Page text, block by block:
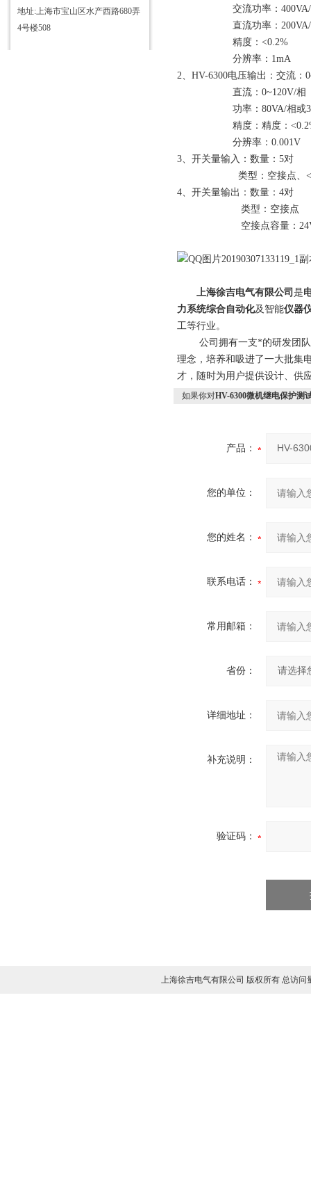
地址:上海市宝山区水产西路680弄
4号楼508
交流功率：400VA/相
直流功率：200VA/
精度：<0.2%
分辨率：1mA
2、HV-6300电压输出：交流：
直流：0~120V/相（四
功率：80VA/相或
精度：精度：
分辨率：0.001V
3、开关量输入：数量：5对
类型：空接点、
4、开关量输出：数量：4对
类型：空接点
空接点容量：24V/3A
上海徐吉电气有限公司 是
力系统综合自动化及智能仪器
工等行业。
公司拥有一支*的研发团队
理念，培养和吸进了一大批集
才，随时为用户提供设计、供
如果你对HV-6300微机继电保护测
产品：
您的单位：
您的姓名：
联系电话：
常用邮箱：
省份：
详细地址：
补充说明：
验证码：
上海徐吉电气有限公司 版权所有 总访问